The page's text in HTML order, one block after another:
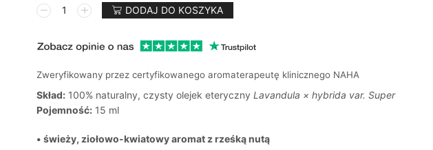
ilość
Olejek
lawendy
super
(Lavandula
×
hybrida)
DODAJ DO KOSZYKA
Zweryfikowany przez certyfikowanego aromaterapeutę klinicznego NAHA
Skład: 100% naturalny, czysty olejek eterycznyLavandula × hybrida var. Super
Pojemność: 15 ml
• świeży, ziołowo-kwiatowy aromat z rześką nutą